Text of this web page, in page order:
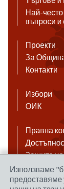
Най-
въпроси и
Проекти
За
Контакти
Избори
ОИК
Правна
Защита
Връзки
Използваме
предоставяме